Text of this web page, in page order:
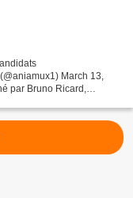
March 13,
par Bruno Ricard,